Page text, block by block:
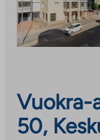
Vuokra-
50,